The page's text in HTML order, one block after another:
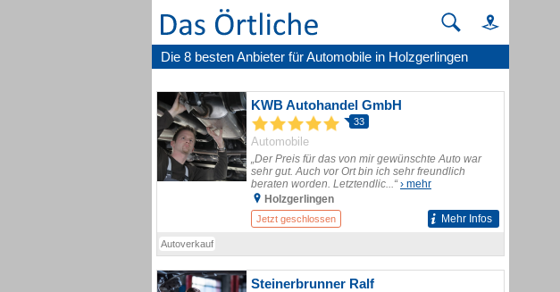
Die 8 besten Anbieter für Automobile in Holzgerlingen
KWB Autohandel GmbH
33
Automobile
„Der Preis für das von mir gewünschte Auto war
sehr gut. Auch vor Ort bin ich sehr freundlich
beraten worden. Letztendlic...“› mehr
Holzgerlingen
Jetzt geschlossen Mehr Infos
Autoverkauf
Steinerbrunner Ralf